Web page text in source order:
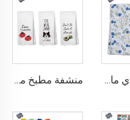
منشفة شاي مايكروفايبر منشفة مطبخ مايكروفايبر